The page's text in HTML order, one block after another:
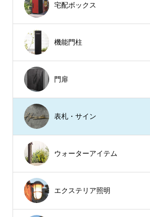
宅配ボックス
機能門柱
門扉
表札・サイン
ウォーターアイテム
エクステリア照明